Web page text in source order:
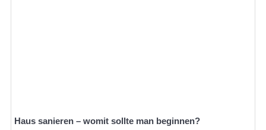
Haus sanieren – womit sollte man beginnen?